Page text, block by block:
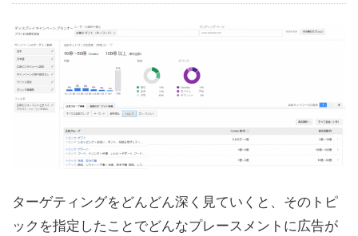
ターゲティングをどんどん深く見ていくと、そのトピ
ックを指定したことでどんなプレースメントに広告が